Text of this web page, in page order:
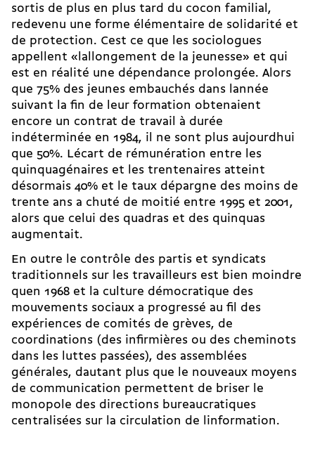
sortis de plus en plus tard du cocon familial,
redevenu une forme élémentaire de solidarité et
de protection. Cest ce que les sociologues
appellent «lallongement de la jeunesse» et qui
est en réalité une dépendance prolongée. Alors
que 75% des jeunes embauchés dans lannée
suivant la fin de leur formation obtenaient
encore un contrat de travail à durée
indéterminée en 1984, il ne sont plus aujourdhui
que 50%. Lécart de rémunération entre les
quinquagénaires et les trentenaires atteint
désormais 40% et le taux dépargne des moins de
trente ans a chuté de moitié entre 1995 et 2001,
alors que celui des quadras et des quinquas
augmentait.
En outre le contrôle des partis et syndicats
traditionnels sur les travailleurs est bien moindre
quen 1968 et la culture démocratique des
mouvements sociaux a progressé au fil des
expériences de comités de grèves, de
coordinations (des infirmières ou des cheminots
dans les luttes passées), des assemblées
générales, dautant plus que le nouveaux moyens
de communication permettent de briser le
monopole des directions bureaucratiques
centralisées sur la circulation de linformation.